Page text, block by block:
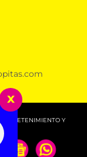
Y
x